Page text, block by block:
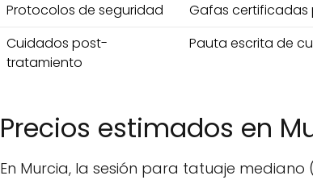
Protocolos de seguridad
Gafas certificadas
Cuidados post-
tratamiento
Pauta escrita de
Precios estimados en
En Murcia, la sesión para tatuaje mediano